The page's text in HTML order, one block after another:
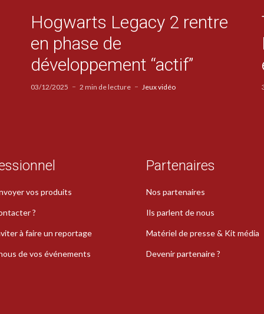
Hogwarts Legacy 2 rentre
en phase de
développement “actif”
03/12/2025 2 min de lecture Jeux vidéo
vos produits
?
à faire un reportage
de vos événements
Partenaires
Nos partenaires
Ils parlent de nous
Matériel de presse & Kit média
Devenir partenaire ?